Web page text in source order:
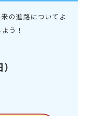
の進路についてよ
う！